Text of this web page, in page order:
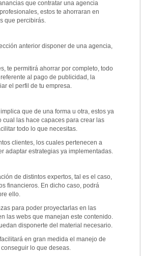
que contratar una agencia
estos te ahorraran en
que percibirás.
anterior disponer de una agencia,
te permitirá ahorrar por completo, todo
al pago de publicidad, la
el perfil de tu empresa.
que de una forma u otra, estos ya
cual las hace capaces para crear las
todo lo que necesitas.
clientes, los cuales pertenecen a
adaptar estrategias ya implementadas.
de distintos expertos, tal es el caso,
financieros. En dicho caso, podrá
ello.
para poder proyectarlas en las
las webs que manejan este contenido.
disponerte del material necesario.
en gran medida el manejo de
lo que deseas.